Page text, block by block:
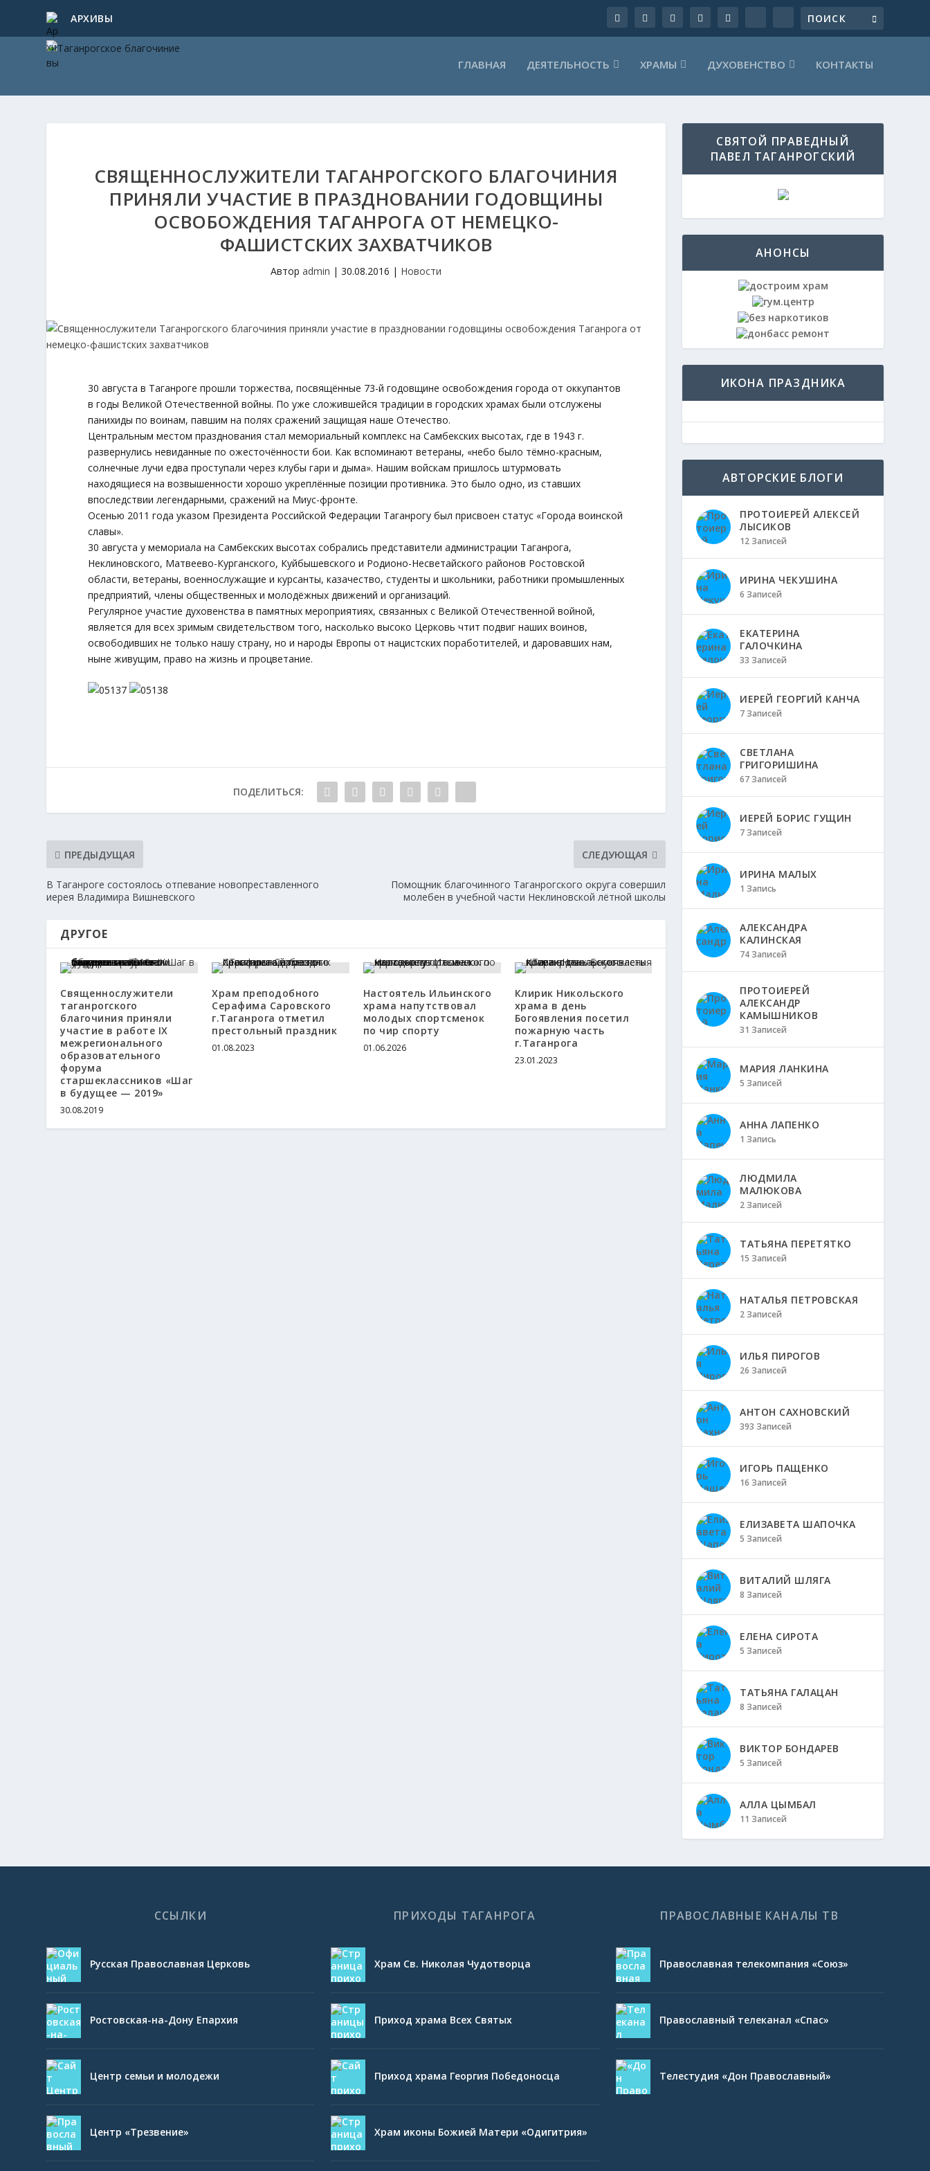
АРХИВЫ
ГЛАВНАЯ ДЕЯТЕЛЬНОСТЬ ХРАМЫ ДУХОВЕНСТВО КОНТАКТЫ
СВЯЩЕННОСЛУЖИТЕЛИ ТАГАНРОГСКОГО БЛАГОЧИНИЯ
ПРИНЯЛИ УЧАСТИЕ В ПРАЗДНОВАНИИ ГОДОВЩИНЫ
ОСВОБОЖДЕНИЯ ТАГАНРОГА ОТ НЕМЕЦКО-
ФАШИСТСКИХ ЗАХВАТЧИКОВ
Авторadmin |30.08.2016 | Новости
30 августа в Таганроге прошли торжества, посвящённые 73-й годовщине освобождения города от оккупантов
в годы Великой Отечественной войны. По уже сложившейся традиции в городских храмах были отслужены
панихиды по воинам, павшим на полях сражений защищая наше Отечество.
Центральным местом празднования стал мемориальный комплекс на Самбекских высотах, где в 1943 г.
развернулись невиданные по ожесточённости бои. Как вспоминают ветераны, «небо было тёмно-красным,
солнечные лучи едва проступали через клубы гари и дыма». Нашим войскам пришлось штурмовать
находящиеся на возвышенности хорошо укреплённые позиции противника. Это было одно, из ставших
впоследствии легендарными, сражений на Миус-фронте.
Осенью 2011 года указом Президента Российской Федерации Таганрогу был присвоен статус «Города воинской
славы».
30 августа у мемориала на Самбекских высотах собрались представители администрации Таганрога,
Неклиновского, Матвеево-Курганского, Куйбышевского и Родионо-Несветайского районов Ростовской
области, ветераны, военнослужащие и курсанты, казачество, студенты и школьники, работники промышленных
предприятий, члены общественных и молодёжных движений и организаций.
Регулярное участие духовенства в памятных мероприятиях, связанных с Великой Отечественной войной,
является для всех зримым свидетельством того, насколько высоко Церковь чтит подвиг наших воинов,
освободивших не только нашу страну, но и народы Европы от нацистских поработителей, и даровавших нам,
ныне живущим, право на жизнь и процветание.
ПОДЕЛИТЬСЯ:
ПРЕДЫДУЩАЯ
В Таганроге состоялось отпевание новопреставленного
иерея Владимира Вишневского
СЛЕДУЮЩАЯ
Помощник благочинного Таганрогского округа совершил
молебен в учебной части Неклиновской лётной школы
ДРУГОЕ
Священнослужители
таганрогского
благочиния приняли
участие в работе IX
межрегионального
образовательного
форума
старшеклассников «Шаг
в будущее — 2019»
30.08.2019
Храм преподобного
Серафима Саровского
г.Таганрога отметил
престольный праздник
01.08.2023
Настоятель Ильинского
храма напутствовал
молодых спортсменок
по чир спорту
01.06.2026
Клирик Никольского
храма в день
Богоявления посетил
пожарную часть
г.Таганрога
23.01.2023
СВЯТОЙ ПРАВЕДНЫЙ
ПАВЕЛ ТАГАНРОГСКИЙ
АНОНСЫ
ИКОНА ПРАЗДНИКА
АВТОРСКИЕ БЛОГИ
ПРОТОИЕРЕЙ АЛЕКСЕЙ
ЛЫСИКОВ
12 Записей
ИРИНА ЧЕКУШИНА
6 Записей
ЕКАТЕРИНА
ГАЛОЧКИНА
33 Записей
ИЕРЕЙ ГЕОРГИЙ КАНЧА
7 Записей
СВЕТЛАНА
ГРИГОРИШИНА
67 Записей
ИЕРЕЙ БОРИС ГУЩИН
7 Записей
ИРИНА МАЛЫХ
1 Запись
АЛЕКСАНДРА
КАЛИНСКАЯ
74 Записей
ПРОТОИЕРЕЙ
АЛЕКСАНДР
КАМЫШНИКОВ
31 Записей
МАРИЯ ЛАНКИНА
5 Записей
АННА ЛАПЕНКО
1 Запись
ЛЮДМИЛА
МАЛЮКОВА
2 Записей
ТАТЬЯНА ПЕРЕТЯТКО
15 Записей
НАТАЛЬЯ ПЕТРОВСКАЯ
2 Записей
ИЛЬЯ ПИРОГОВ
26 Записей
АНТОН САХНОВСКИЙ
393 Записей
ИГОРЬ ПАЩЕНКО
16 Записей
ЕЛИЗАВЕТА ШАПОЧКА
5 Записей
ВИТАЛИЙ ШЛЯГА
8 Записей
ЕЛЕНА СИРОТА
5 Записей
ТАТЬЯНА ГАЛАЦАН
8 Записей
ВИКТОР БОНДАРЕВ
5 Записей
АЛЛА ЦЫМБАЛ
11 Записей
ССЫЛКИ
Русская Православная Церковь
Ростовская-на-Дону Епархия
Центр семьи и молодежи
Центр «Трезвение»
ПРИХОДЫ ТАГАНРОГА
Храм Св. Николая Чудотворца
Приход храма Всех Святых
Приход храма Георгия Победоносца
Храм иконы Божией Матери «Одигитрия»
ПРАВОСЛАВНЫЕ КАНАЛЫ ТВ
Православная телекомпания «Союз»
Православный телеканал «Спас»
Телестудия «Дон Православный»